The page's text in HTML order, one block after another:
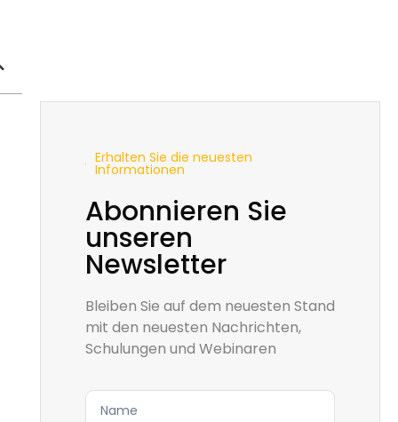
Erhalten Sie die neuesten
Informationen
Abonnieren Sie
unseren
Newsletter
Bleiben Sie auf dem neuesten Stand
mit den neuesten Nachrichten,
Schulungen und Webinaren